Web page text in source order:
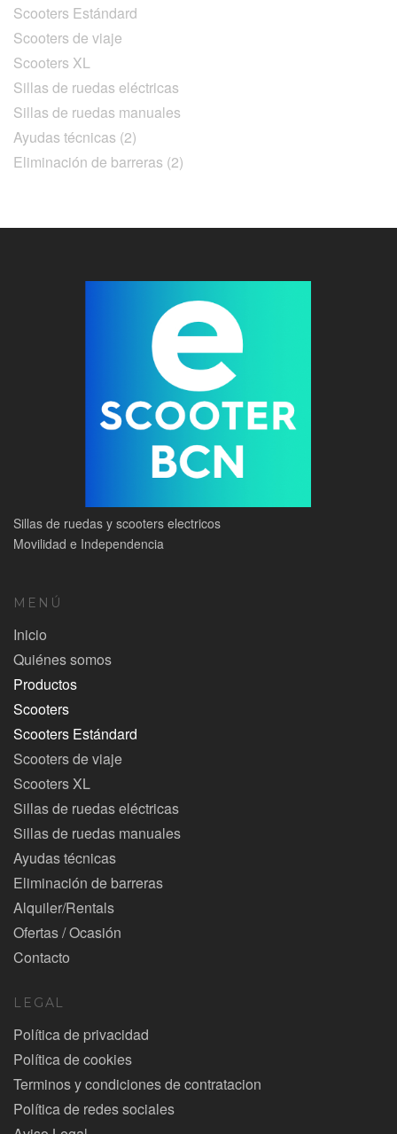
Scooters Estándard
Scooters de viaje
Scooters XL
Sillas de ruedas eléctricas
Sillas de ruedas manuales
Ayudas técnicas (2)
Eliminación de barreras (2)
Sillas de ruedas y scooters electricos
Movilidad e Independencia
MENÚ
Inicio
Quiénes somos
Productos
Scooters
Scooters Estándard
Scooters de viaje
Scooters XL
Sillas de ruedas eléctricas
Sillas de ruedas manuales
Ayudas técnicas
Eliminación de barreras
Alquiler/Rentals
Ofertas / Ocasión
Contacto
LEGAL
Política de privacidad
Política de cookies
Terminos y condiciones de contratacion
Política de redes sociales